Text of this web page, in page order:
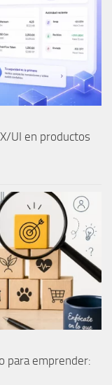
UI en productos
para emprender: